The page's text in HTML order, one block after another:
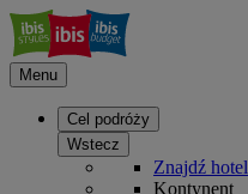
Menu
Cel podróży
Wstecz
Znajdź hotel
Kontynent